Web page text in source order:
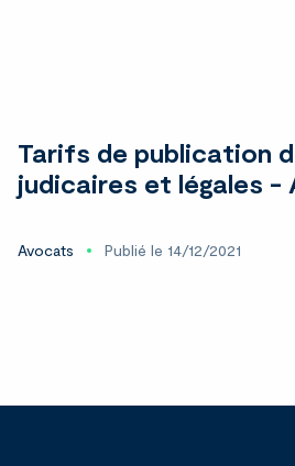
Tarifs de publication
judicaires et légales -
Avocats Publié le 14/12/2021